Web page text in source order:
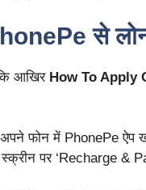
से
आखिर How To Apply
फोन में PhonePe ऐप
स्क्रीन पर ‘Recharge &